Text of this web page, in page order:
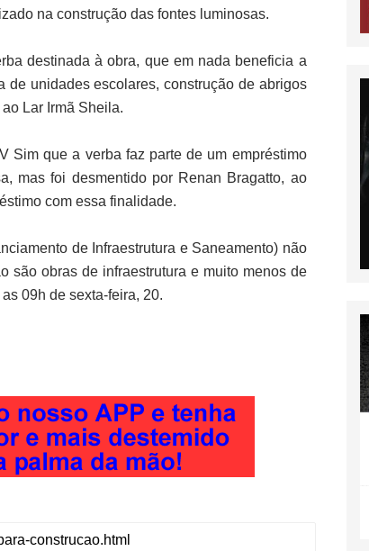
na construção das fontes luminosas.
destinada à obra, que em nada beneficia a
unidades escolares, construção de abrigos
Lar Irmã Sheila.
Sim que a verba faz parte de um empréstimo
mas foi desmentido por Renan Bragatto, ao
com essa finalidade.
de Infraestrutura e Saneamento) não
são obras de infraestrutura e muito menos de
09h de sexta-feira, 20.